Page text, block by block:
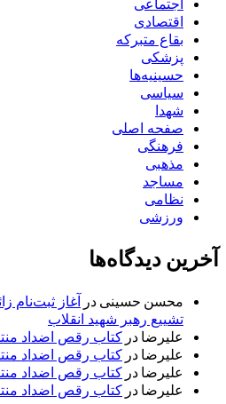
اجتماعی
اقتصادی
بقاع متبرکه
پزشکی
حسینیه‌ها
سیاسی
شهدا
صفحه اصلی
فرهنگی
مذهبی
مساجد
نظامی
ورزشی
آخرین دیدگاه‌ها
محسن حسینی در آغاز ثبت‌نام
تشییع رهبر شهید انقلاب
علیرضا در کتاب رقص اضداد
علیرضا در کتاب رقص اضداد
علیرضا در کتاب رقص اضداد
علیرضا در کتاب رقص اضداد